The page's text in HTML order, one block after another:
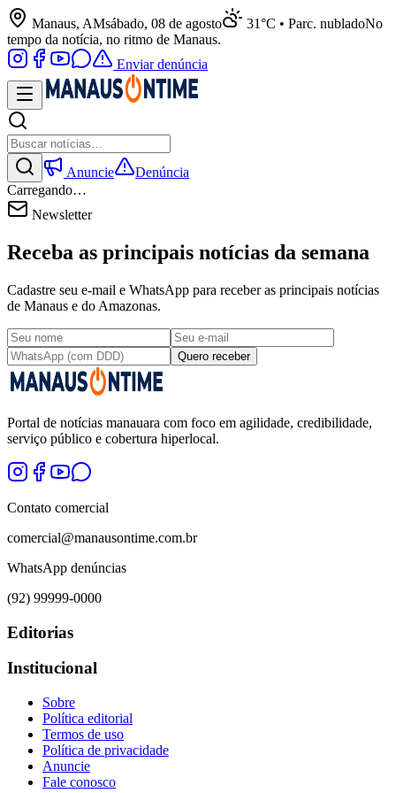
Manaus, AMsábado, 08 de agosto 31°C • Parc. nubladoNo
tempo da notícia, no ritmo de Manaus.
Enviar denúncia
Anuncie
Denúncia
Carregando…
Newsletter
Receba as principais notícias da semana
Cadastre seu e-mail e WhatsApp para receber as principais notícias
de Manaus e do Amazonas.
Quero receber
Portal de notícias manauara com foco em agilidade, credibilidade,
serviço público e cobertura hiperlocal.
Contato comercial
comercial@manausontime.com.br
WhatsApp denúncias
(92) 99999-0000
Editorias
Institucional
Sobre
Política editorial
Termos de uso
Política de privacidade
Anuncie
Fale conosco